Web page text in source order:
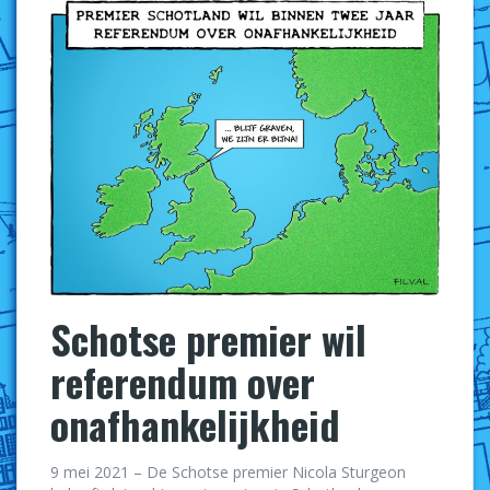
Schotse premier wil
referendum over
onafhankelijkheid
9 mei 2021 – De Schotse premier Nicola Sturgeon